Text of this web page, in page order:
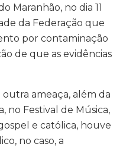
Maranhão, no dia 11
da Federação que
por contaminação
de que as evidências
ameaça, além da
no Festival de Música,
e católica, houve
no caso, a